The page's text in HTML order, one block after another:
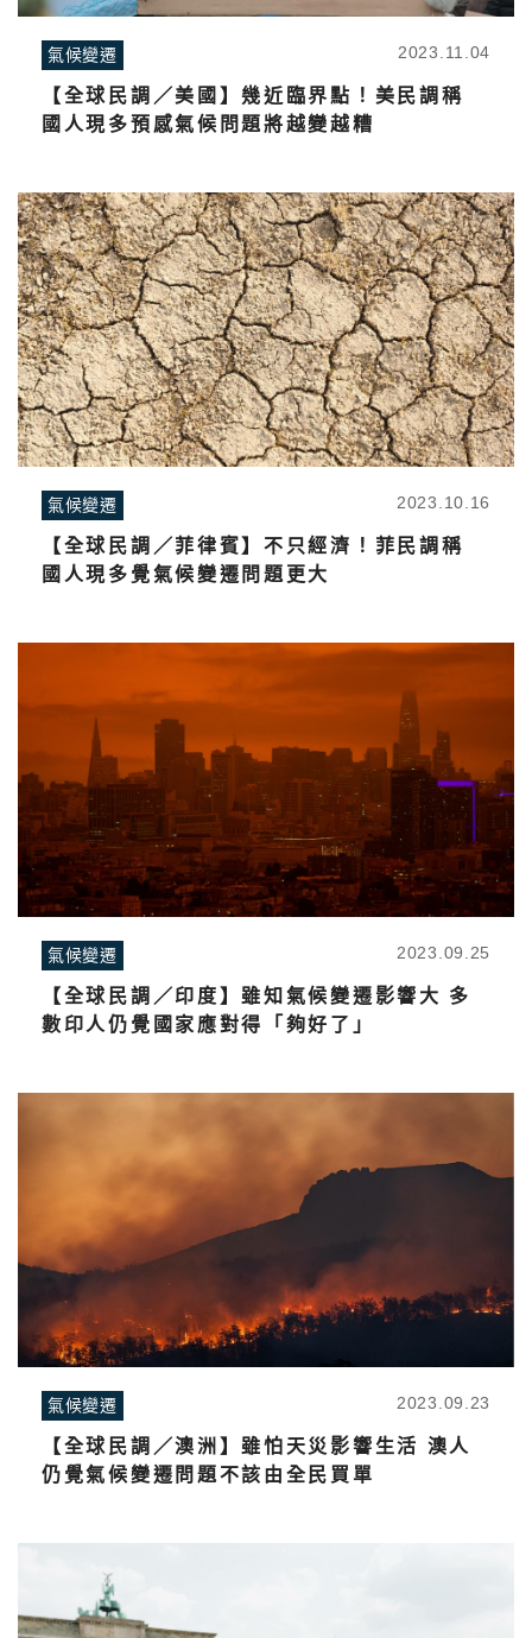
氣候變遷 2023.11.04
【全球民調／美國】幾近臨界點！美民調稱
國人現多預感氣候問題將越變越糟
氣候變遷 2023.10.16
【全球民調／菲律賓】不只經濟！菲民調稱
國人現多覺氣候變遷問題更大
氣候變遷 2023.09.25
【全球民調／印度】雖知氣候變遷影響大 多
數印人仍覺國家應對得「夠好了」
氣候變遷 2023.09.23
【全球民調／澳洲】雖怕天災影響生活 澳人
仍覺氣候變遷問題不該由全民買單